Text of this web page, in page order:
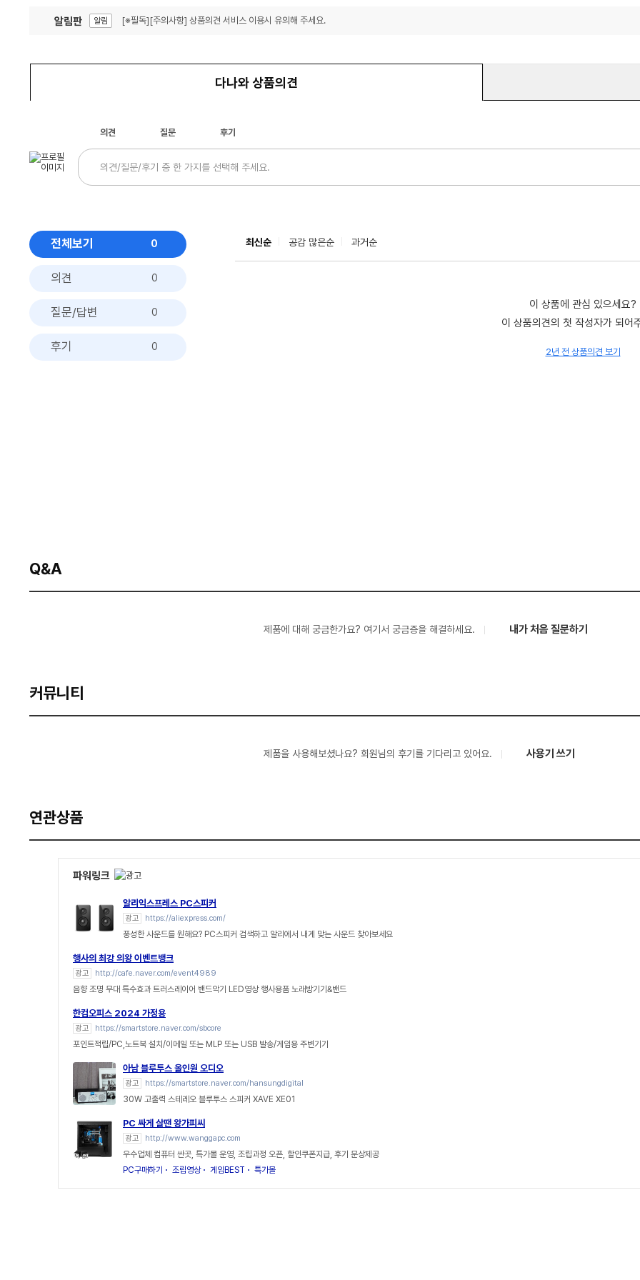
알림판 알림 [※필독][주의사항] 상품의견 서비스 이용시 유의해 주세요.
다나와 상품의견
의견 질문 후기
전체보기 0
의견 0
질문/답변 0
후기 0
최신순 공감 많은순 과거순
이 상품에 관심 있으세요?
이 상품의견의 첫 작성자가 되어
2년 전 상품의견 보기
Q&A
제품에 대해 궁금한가요? 여기서 궁금증을 해결하세요. 내가 처음 질문하기
커뮤니티
제품을 사용해보셨나요? 회원님의 후기를 기다리고 있어요. 사용기 쓰기
연관상품
파워링크
알리익스프레스 PC스피커
광고 https://aliexpress.com/
풍성한 사운드를 원해요? PC스피커 검색하고 알리에서 내게 맞는 사운드 찾아보세요
행사의 최강 의왕 이벤트뱅크
광고 http://cafe.naver.com/event4989
음향 조명 무대 특수효과 트러스레이어 밴드악기 LED영상 행사용품 노래방기기&밴드
한컴오피스 2024 가정용
광고 https://smartstore.naver.com/sbcore
포인트적립/PC,노트북 설치/이메일 또는 MLP 또는 USB 발송/게임용 주변기기
아남 블루투스 올인원 오디오
광고 https://smartstore.naver.com/hansungdigital
30W 고출력 스테레오 블루투스 스피커 XAVE XE01
PC 싸게 살땐 왕가피씨
광고 http://www.wanggapc.com
우수업체 컴퓨터 싼곳, 특가몰 운영, 조립과정 오픈, 할인쿠폰지급, 후기 문상제공
PC구매하기
조립영상 게임BEST 특가몰